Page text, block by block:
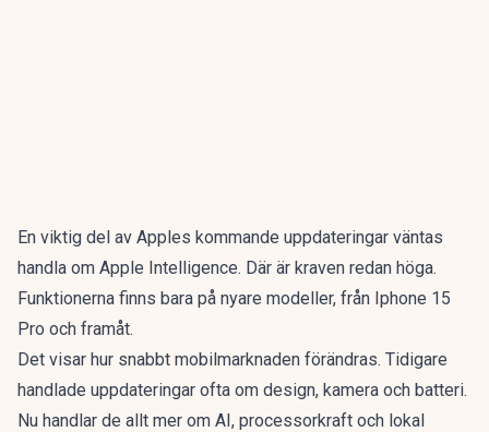
En viktig del av Apples kommande uppdateringar väntas
handla om Apple Intelligence. Där är kraven redan höga.
Funktionerna finns bara på nyare modeller, från Iphone 15
Pro och framåt.
Det visar hur snabbt mobilmarknaden förändras. Tidigare
handlade uppdateringar ofta om design, kamera och batteri.
Nu handlar de allt mer om AI, processorkraft och lokal